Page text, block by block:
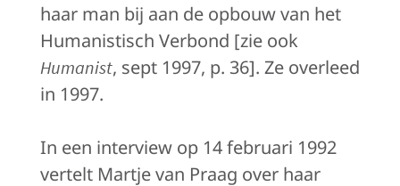
haar man bij aan de opbouw van het
Humanistisch Verbond [zie ook
Humanist, sept 1997, p. 36]. Ze overleed
in 1997.
In een interview op 14 februari 1992
vertelt Martje van Praag over haar